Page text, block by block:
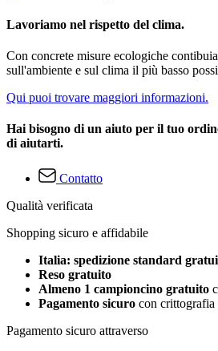
Lavoriamo nel rispetto del clima.
Con concrete misure ecologiche
sull'ambiente e sul clima il più basso
Qui puoi trovare maggiori informazioni.
Hai bisogno di un aiuto per il tuo
di aiutarti.
Contatto
Qualità verificata
Shopping sicuro e affidabile
Italia: spedizione standard
Reso gratuito
Almeno 1 campioncino gratuito
Pagamento sicuro con crittografia
Pagamento sicuro attraverso